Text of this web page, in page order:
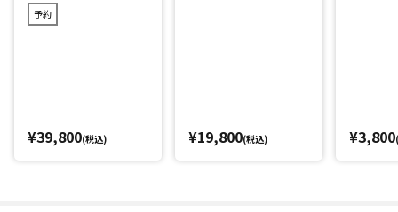
予約
¥39,800(税込) ¥19,800(税込) ¥3,800